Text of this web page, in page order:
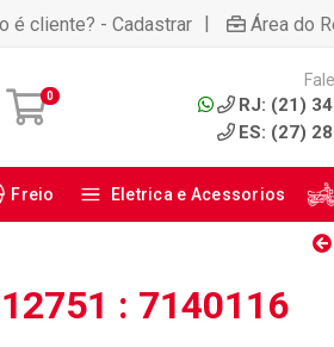
é cliente? - Cadastrar | Área do
0
RJ: (21)
ES: (27)
Freio Eletrica e Acessorios
: 7140116